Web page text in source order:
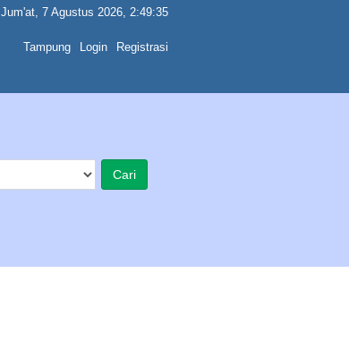
Jum'at, 7 Agustus 2026, 2:49:35
Tampung Login Registrasi